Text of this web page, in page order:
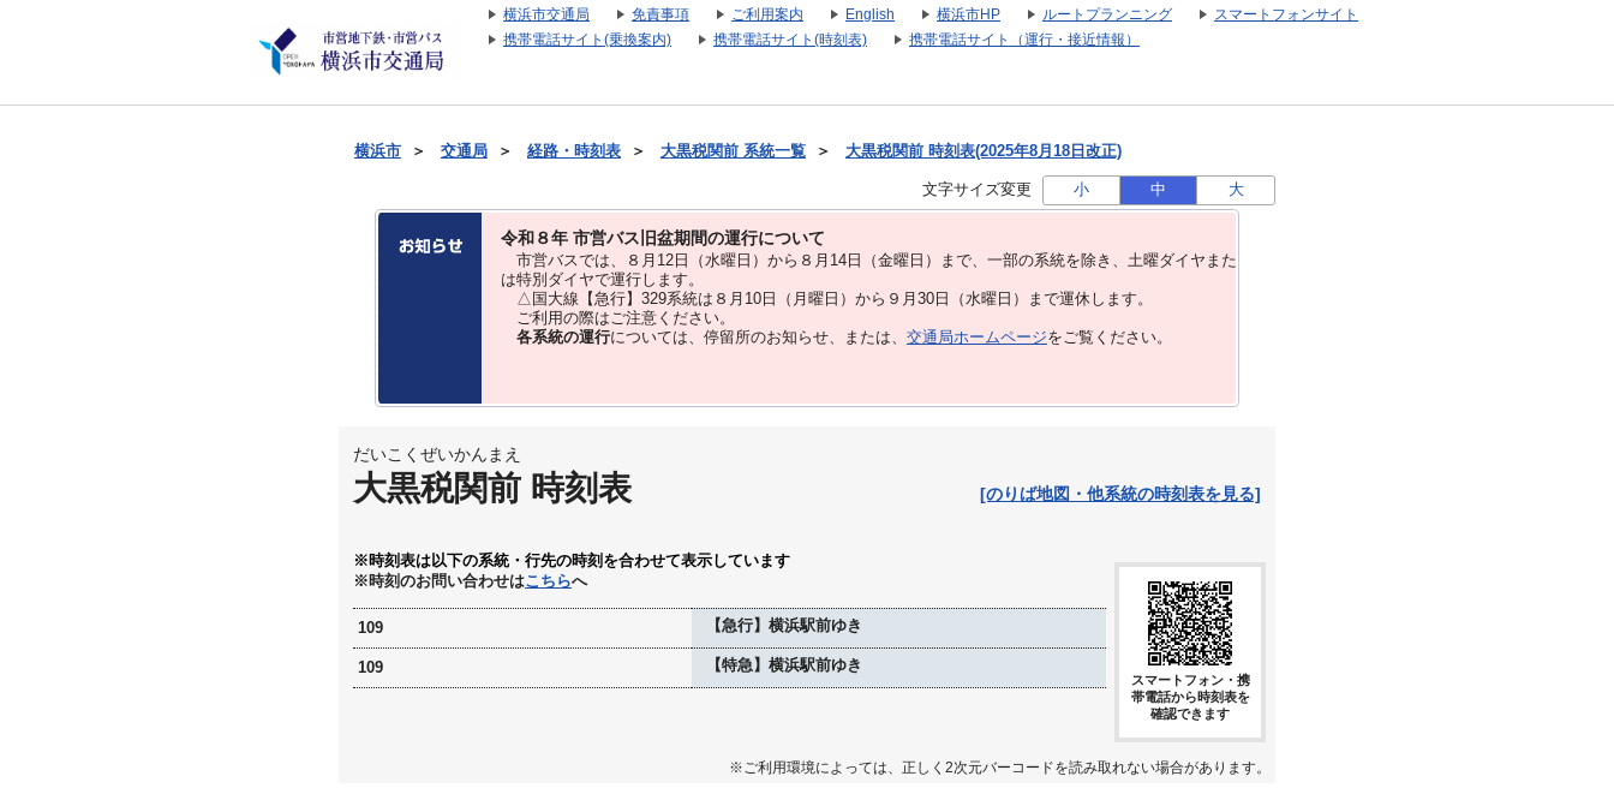
横浜市交通局 免責事項 ご利用案内 English 横浜市HP ルートプランニング
スマートフォンサイト
携帯電話サイト(乗換案内)
携帯電話サイト(時刻表) 携帯電話サイト（運行・接近情報）
横浜市 ＞ 交通局 ＞ 経路・時刻表 ＞ 大黒税関前 系統一覧 ＞ 大黒税関前 時刻表(2025年8月18日改正)
文字サイズ変更 小 中 大
令和８年 市営バス旧盆期間の運行について
市営バスでは、８⽉12⽇（水曜日）から８⽉14⽇（金曜日）まで、⼀部の系統を除き、⼟曜ダイヤまた
は特別ダイヤで運⾏します。
△国大線【急行】329系統は８月10日（月曜日）から９月30日（水曜日）まで運休します。
ご利用の際はご注意ください。
各系統の運行については、停留所のお知らせ、または、 交通局ホームページをご覧ください。
だいこくぜいかんまえ
大黒税関前 時刻表 [のりば地図・他系統の時刻表を見る]
※時刻表は以下の系統・行先の時刻を合わせて表示しています
※時刻のお問い合わせはこちらへ
109 【急行】横浜駅前ゆき
109 【特急】横浜駅前ゆき
スマートフォン・携
帯電話から時刻表を
確認できます
※ご利用環境によっては、正しく2次元バーコードを読み取れない場合があります。